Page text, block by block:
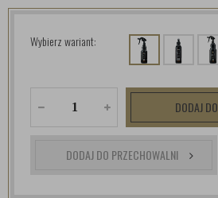
Wybierz wariant:
DODAJ
DODAJ DO PRZECHOWALNI